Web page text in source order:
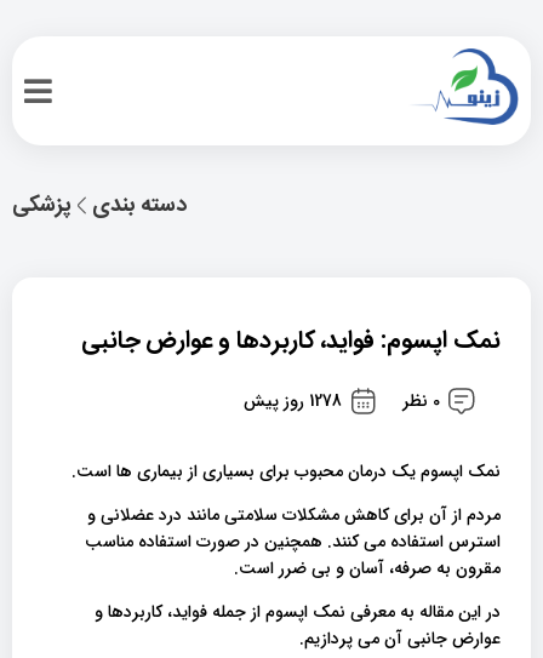
پزشکی دسته بندی
نمک اپسوم: فواید، کاربردها و عوارض جانبی
0 نظر 1278 روز پیش
نمک اپسوم یک درمان محبوب برای بسیاری از بیماری ها است.
مردم از آن برای کاهش مشکلات سلامتی مانند درد عضلانی و
استرس استفاده می کنند. همچنین در صورت استفاده مناسب
مقرون به صرفه، آسان و بی ضرر است.
در این مقاله به معرفی نمک اپسوم از جمله فواید، کاربردها و
عوارض جانبی آن می پردازیم.